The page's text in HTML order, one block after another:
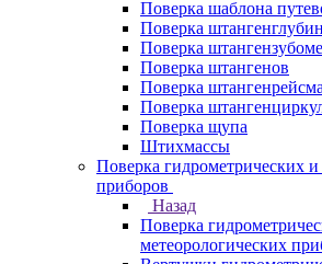
Поверка шаблона
Поверка
Поверка
Поверка штангенов
Поверка
Поверка
Поверка щупа
Штихмассы
Поверка гидрометрических
приборов
Назад
Поверка
метеорологических